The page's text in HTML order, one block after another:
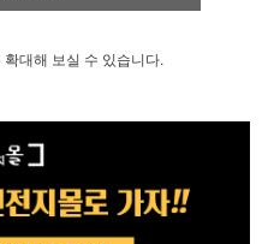
대해 보실 수 있습니다.